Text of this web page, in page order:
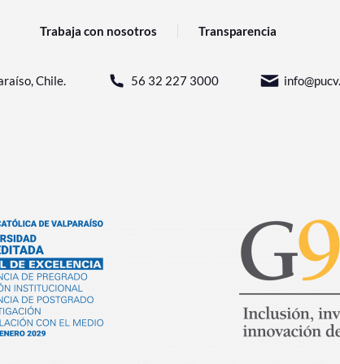
Trabaja con nosotros Transparencia
Chile. 56 32 227 3000